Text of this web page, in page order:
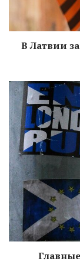
В Латвии